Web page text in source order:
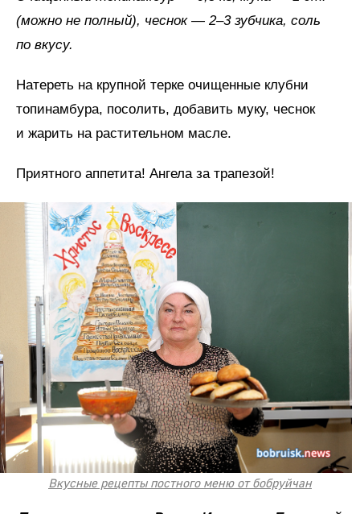
(можно не полный), чеснок — 2–3 зубчика, соль
по вкусу.
Натереть на крупной терке очищенные клубни
топинамбура, посолить, добавить муку, чеснок
и жарить на растительном масле.
Приятного аппетита! Ангела за трапезой!
Вкусные рецепты постного меню от бобруйчан